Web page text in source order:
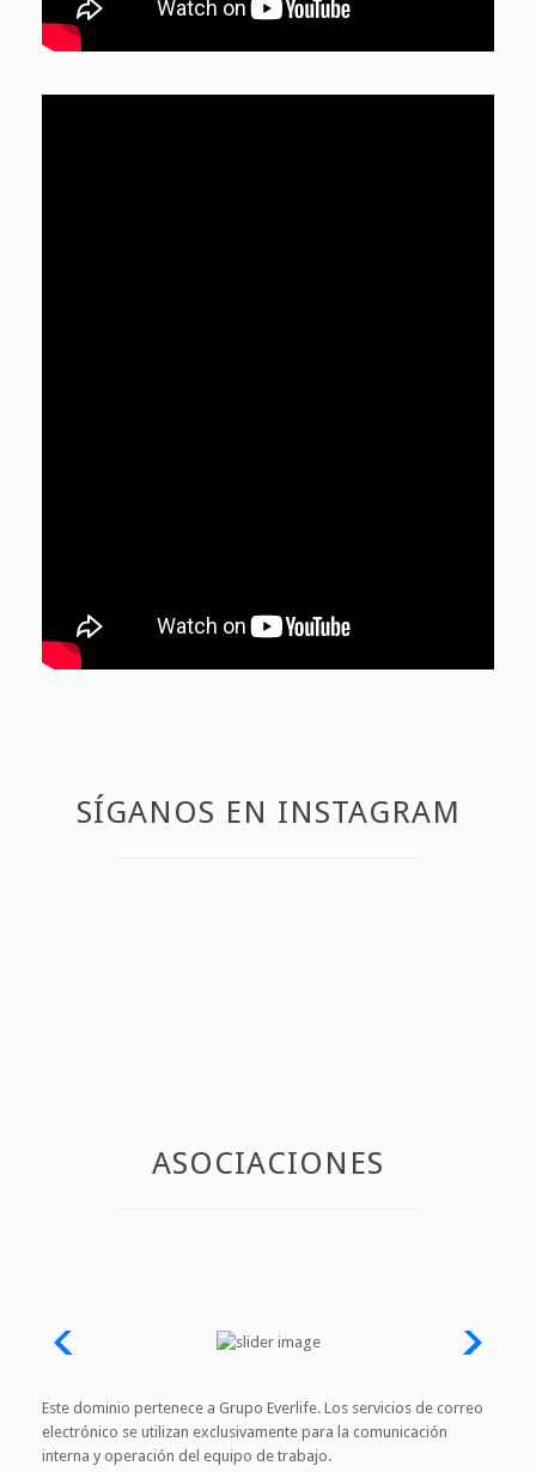
SÍGANOS EN INSTAGRAM
ASOCIACIONES
Este dominio pertenece a Grupo Everlife. Los servicios de correo
electrónico se utilizan exclusivamente para la comunicación
interna y operación del equipo de trabajo.